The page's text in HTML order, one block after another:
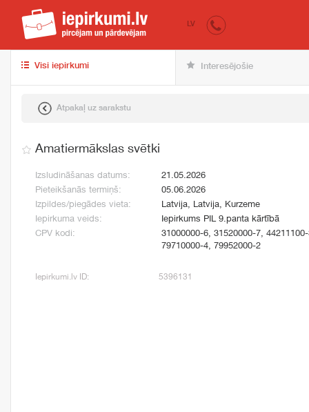
iepirkumi.lv
LV
Visi iepirkumi Interesējošie
Atpakaļ uz sarakstu
Amatiermākslas svētki
Izsludināšanas datums:
21.05.2026
Pieteikšanās termiņš:
05.06.2026
Izpildes/piegādes vieta:
Latvija, Latvija, Kurzeme
Iepirkuma veids:
Iepirkums PIL 9.panta kārtībā
CPV kodi:
31000000-6, 31520000-7,
79710000-4, 79952000-2
Iepirkumi.lv ID: 5396131